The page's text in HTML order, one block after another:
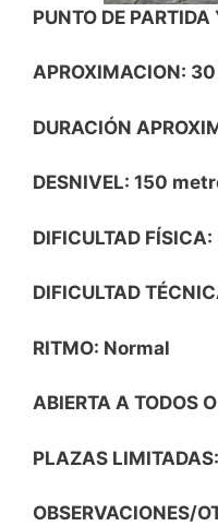
PUNTO DE
APROXIMACION:
DURACIÓN
DESNIVEL: 150
DIFICULTAD
DIFICULTAD
RITMO: Normal
ABIERTA A TODOS
PLAZAS
OBSERVACIONES/